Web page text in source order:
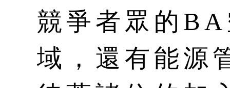
競爭者眾的
域，還有能源